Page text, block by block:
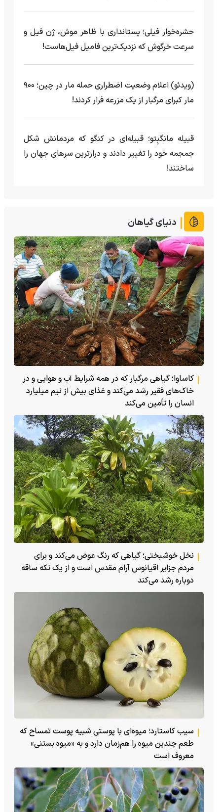
حشره‌خوار فیلی؛ پستانداری با ظاهر موش، ژن فیل و
سرعت خرگوش که نزدیک‌ترین فامیل فیل‌هاست!
(ویدئو) اعلام وضعیت اضطراری حمله مار‌ در چین؛ ۹۰۰
مار کبرای مرگبار از یک مزرعه‌ فرار کردند!
قبیله مانگبِتو؛ قبیله‌ای در کنگو که مردمانش شکل
جمجمه خود را تغییر دادند و درازترین سرهای جهان را
ساختند!
دنیای گیاهان
کاساوا؛ گیاهی مرگبار که در همه شرایط آب و هوایی و در
خاک‌های فقیر رشد می‌کند و غذای بیش از نیم میلیارد
انسان را تأمین می‌کند
نخل خوشبختی؛ گیاهی که رنگ عوض می‌کند و برای
مردم جزایر اقیانوس آرام مقدس است و از یک تکه ساقه
دوباره رشد می‌کند
سیب کاستارد؛ میوه‌ای با پوستی شبیه پوست تمساح که
طعم چندین میوه را هم‌زمان دارد و به «میوه بستنی»
معروف است